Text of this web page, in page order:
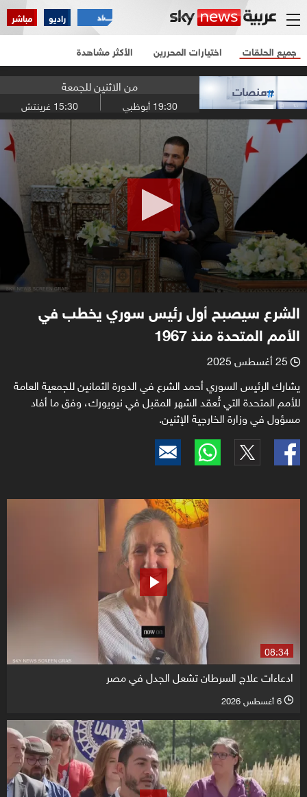
راديو مباشر
جميع الحلقات اختيارات المحررين الأكثر مشاهدة
من الاثنين للجمعة
19:30 أبوظبي 15:30 غرينتش
seconds
of
seconds
الشرع سيصبح أول رئيس سوري يخطب في
الأمم المتحدة منذ 1967
l 25 أغسطس 2025
يشارك الرئيس السوري أحمد الشرع في الدورة الثمانين للجمعية العامة
للأمم المتحدة التي تُعقد الشهر المقبل في نيويورك، وفق ما أفاد
مسؤول في وزارة الخارجية الإثنين.
08:34
ادعاءات علاج السرطان تشعل الجدل في مصر
l 6 أغسطس 2026